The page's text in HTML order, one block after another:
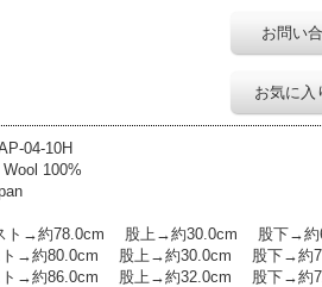
お問い
お気に入
04-10H
Wool 100%
約78.0cm 股上→約30.0cm 股下→約
約80.0cm 股上→約30.0cm 股下→約
約86.0cm 股上→約32.0cm 股下→約